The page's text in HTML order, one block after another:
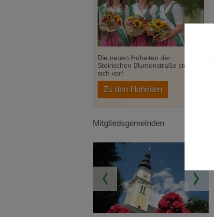
Die neuen Hoheiten der
Steirischen Blumenstraße stellen
sich vor!
Zu den Hoheiten
Mitgliedsgemeinden